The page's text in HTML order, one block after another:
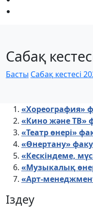
Сабақ
Басты Сабақ кестесі
«Хореография»
«Кино және ТВ»
«Театр өнері»
«Өнертану»
«Кескіндеме,
«Музыкалық
«Арт-
Іздеу